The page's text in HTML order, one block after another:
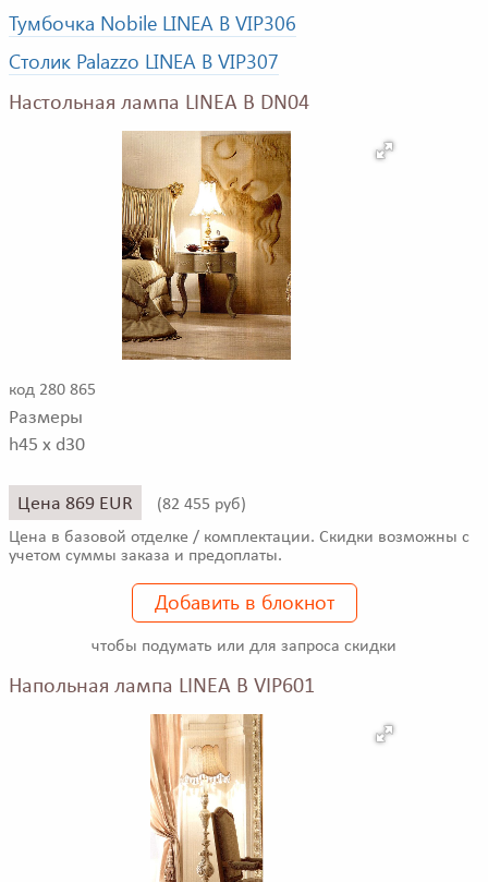
Тумбочка Nobile LINEA B VIP306
Столик Palazzo LINEA B VIP307
Настольная лампа LINEA B DN04
код 280 865
Размеры
h45 x d30
Цена 869 EUR (82 455 руб)
Цена в базовой отделке / комплектации. Скидки возможны с
учетом суммы заказа и предоплаты.
Добавить в блокнот
чтобы подумать или для запроса скидки
Напольная лампа LINEA B VIP601